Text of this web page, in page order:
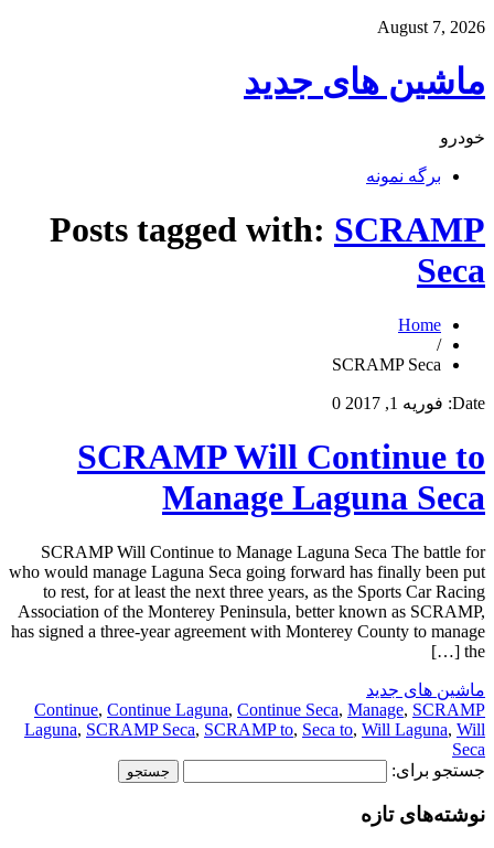
August 7, 2026
ماشین های جدید
خودرو
برگه نمونه
Posts tagged with: SCRAMP
Seca
Home
/
SCRAMP Seca
Date: فوریه 1, 2017 0
SCRAMP Will Continue to
Manage Laguna Seca
SCRAMP Will Continue to Manage Laguna Seca The battle for
who would manage Laguna Seca going forward has finally been put
to rest, for at least the next three years, as the Sports Car Racing
Association of the Monterey Peninsula, better known as SCRAMP,
has signed a three-year agreement with Monterey County to manage
the […]
ماشین های جدید
Continue, Continue Laguna, Continue Seca, Manage, SCRAMP
Laguna, SCRAMP Seca, SCRAMP to, Seca to, Will Laguna, Will
Seca
جستجو برای:
نوشته‌های تازه